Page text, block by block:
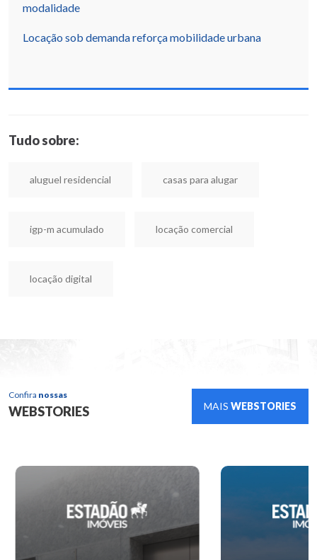
modalidade
Locação sob demanda reforça mobilidade urbana
Tudo sobre:
aluguel residencial casas para alugar
igp-m acumulado locação comercial
locação digital
Confira nossas
WEBSTORIES MAIS WEBSTORIES